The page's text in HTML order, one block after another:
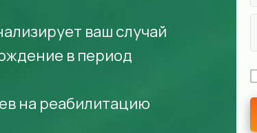
ваш случай
в период
на реабилитацию